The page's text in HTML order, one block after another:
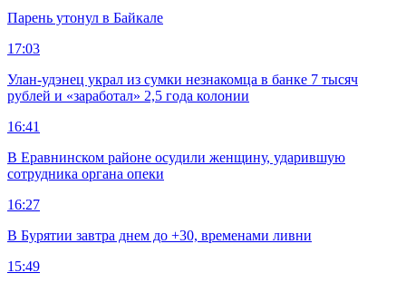
Парень утонул в Байкале
17:03
Улан-удэнец украл из сумки незнакомца в банке 7 тысяч
рублей и «заработал» 2,5 года колонии
16:41
В Еравнинском районе осудили женщину, ударившую
сотрудника органа опеки
16:27
В Бурятии завтра днем до +30, временами ливни
15:49